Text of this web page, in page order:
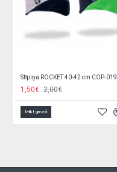
Stīpiņa ROCKET 40-42 cm COP-019
1,50€ 2,00€
Ielikt grozā